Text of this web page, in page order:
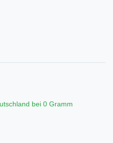
bei 0 Gramm